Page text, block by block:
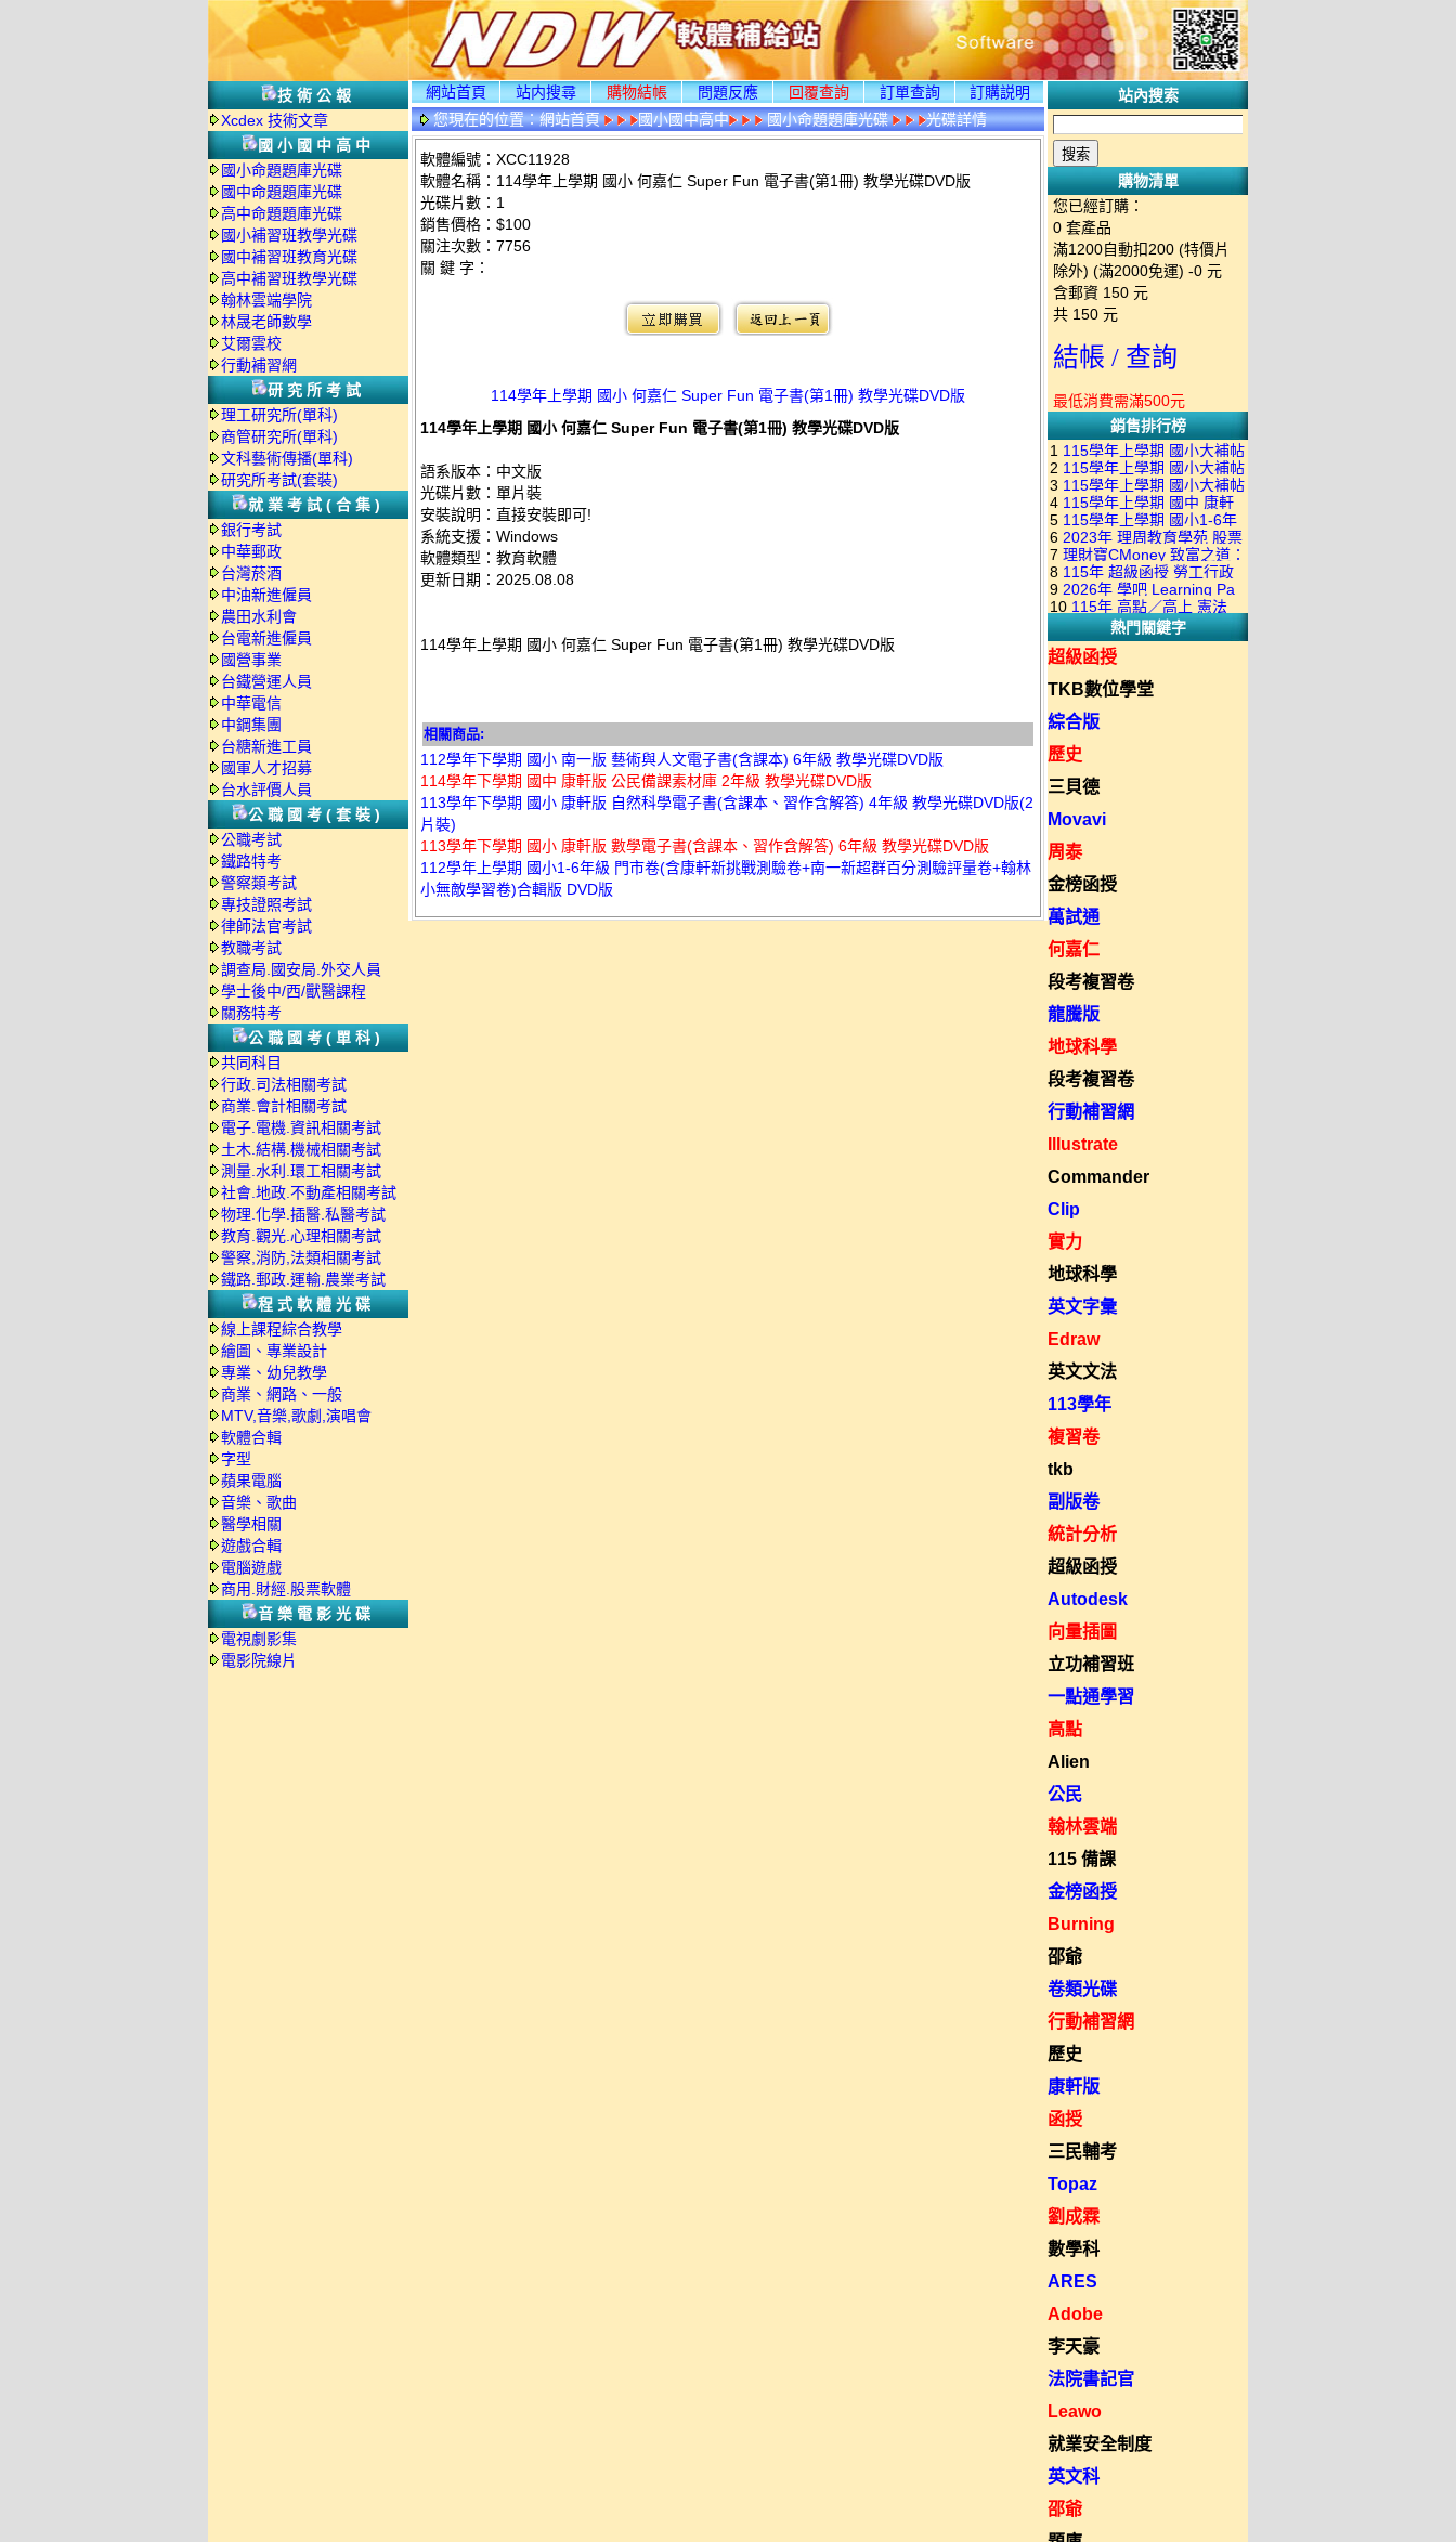
技術公報
Xcdex 技術文章
國小國中高中
國小命題題庫光碟
國中命題題庫光碟
高中命題題庫光碟
國小補習班教學光碟
國中補習班教育光碟
高中補習班教學光碟
翰林雲端學院
林晟老師數學
艾爾雲校
行動補習網
研究所考試
理工研究所(單科)
商管研究所(單科)
文科藝術傳播(單科)
研究所考試(套裝)
就業考試(合集)
銀行考試
中華郵政
台灣菸酒
中油新進僱員
農田水利會
台電新進僱員
國營事業
台鐵營運人員
中華電信
中鋼集團
台糖新進工員
國軍人才招募
台水評價人員
公職國考(套裝)
公職考試
鐵路特考
警察類考試
專技證照考試
律師法官考試
教職考試
調查局.國安局.外交人員
學士後中/西/獸醫課程
關務特考
公職國考(單科)
共同科目
行政.司法相關考試
商業.會計相關考試
電子.電機.資訊相關考試
土木.結構.機械相關考試
測量.水利.環工相關考試
社會.地政.不動產相關考試
物理.化學.插醫.私醫考試
教育.觀光.心理相關考試
警察,消防,法類相關考試
鐵路.郵政.運輸.農業考試
程式軟體光碟
線上課程綜合教學
繪圖、專業設計
專業、幼兒教學
商業、網路、一般
MTV,音樂,歌劇,演唱會
軟體合輯
字型
蘋果電腦
音樂、歌曲
醫學相關
遊戲合輯
電腦遊戲
商用.財經.股票軟體
音樂電影光碟
電視劇影集
電影院線片
網站首頁 站内搜尋 購物結帳 問題反應 回覆查詢 訂單查詢
訂購説明
您現在的位置：網站首頁 國小國中高中 國小命題題庫光碟 光碟詳情
軟體編號：XCC11928
軟體名稱：114學年上學期 國小 何嘉仁 Super Fun 電子書(第1冊) 教學光碟DVD版
光碟片數：1
銷售價格：$100
關注次數： 7756
關 鍵 字：
114學年上學期 國小 何嘉仁 Super Fun 電子書(第1冊) 教學光碟DVD版
114學年上學期 國小 何嘉仁 Super Fun 電子書(第1冊) 教學光碟DVD版
語系版本：中文版
光碟片數：單片裝
安裝說明：直接安裝即可!
系統支援：Windows
軟體類型：教育軟體
更新日期：2025.08.08
114學年上學期 國小 何嘉仁 Super Fun 電子書(第1冊) 教學光碟DVD版
相關商品:
112學年下學期 國小 南一版 藝術與人文電子書(含課本) 6年級 教學光碟DVD版
114學年下學期 國中 康軒版 公民備課素材庫 2年級 教學光碟DVD版
113學年下學期 國小 康軒版 自然科學電子書(含課本、習作含解答) 4年級 教學光碟DVD版(2
片裝)
113學年下學期 國小 康軒版 數學電子書(含課本、習作含解答) 6年級 教學光碟DVD版
112學年上學期 國小1-6年級 門市卷(含康軒新挑戰測驗卷+南一新超群百分測驗評量卷+翰林
小無敵學習卷)合輯版 DVD版
站內搜索
購物清單
您已經訂購：
0 套產品
滿1200自動扣200 (特價片
除外) (滿2000免運) -0 元
含郵資 150 元
共 150 元
結帳 / 查詢
最低消費需滿500元
銷售排行榜
1 115學年上學期 國小大補帖
南一版 國語+數學+社會+生活
+自然 1-6年級 教學光碟DVD
版(3DVD)
2 115學年上學期 國小大補帖
康軒版 國語+數學+社會+生活
+自然 1-6年級 教學光碟DVD
版(3DVD)
3 115學年上學期 國小大補帖
翰林版 國語+數學+社會+生活
+自然 1-6年級 教學光碟DVD
版(3DVD)
4 115學年上學期 國中 康軒
各科平時練習卷&段考複習卷
(補充資源全收錄) DVD版(2片
裝)
5 115學年上學期 國小1-6年
級 習作解答(含康軒.南一.翰林
全版本.全科目)合輯版 DVD版
6 2023年 理周教育學苑 股票
當沖煉金術 主講：朱家泓 國
語發音 DVD版
7 理財寶CMoney 致富之道：
上班族飆股攻略班 主講：朱
家泓+林穎 國語發音 DVD版
8 115年 超級函授 勞工行政
與勞工立法概要 18堂課+總複
習 陸川老師 含PDF講義 函授
DVD(7DVD)
9 2026年 學吧 Learning Pa
小王子 當沖X波段 08課 國語
發音 DVD版(2DVD)
10 115年 高點／高上 憲法
18堂課 宗台大老師 含PDF講
義 函授DVD(8DVD)【適用於
熱門關鍵字
超級函授
TKB數位學堂
綜合版
歷史
三貝德
Movavi
周泰
金榜函授
萬試通
何嘉仁
段考複習卷
龍騰版
地球科學
段考複習卷
行動補習網
Illustrate
Commander
Clip
實力
地球科學
英文字彙
Edraw
英文文法
113學年
複習卷
tkb
副版卷
統計分析
超級函授
Autodesk
向量插圖
立功補習班
一點通學習
高點
Alien
公民
翰林雲端
115 備課
金榜函授
Burning
邵爺
卷類光碟
行動補習網
歷史
康軒版
函授
三民輔考
Topaz
劉成霖
數學科
ARES
Adobe
李天豪
法院書記官
Leawo
就業安全制度
英文科
邵爺